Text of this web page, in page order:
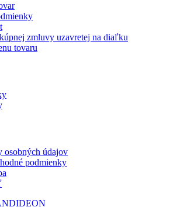
zmluvy uzavretej na diaľku
tovaru
osobných údajov
podmienky